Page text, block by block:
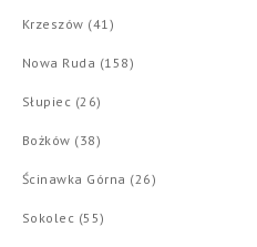
Krzeszów (41)
Nowa Ruda (158)
Słupiec (26)
Bożków (38)
Ścinawka Górna (26)
Sokolec (55)